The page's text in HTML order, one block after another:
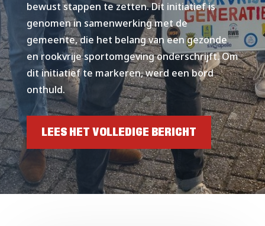
bewust stappen te zetten. Dit initiatief is
genomen in samenwerking met de
gemeente, die het belang van een gezonde
en rookvrije sportomgeving onderschrijft. Om
dit initiatief te markeren, werd een bord
onthuld.
LEES HET VOLLEDIGE BERICHT